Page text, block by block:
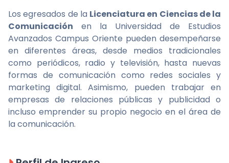
Los egresados de la Licenciatura en Ciencias de la
Comunicación en la Universidad de Estudios
Avanzados Campus Oriente pueden desempeñarse
en diferentes áreas, desde medios tradicionales
como periódicos, radio y televisión, hasta nuevas
formas de comunicación como redes sociales y
marketing digital. Asimismo, pueden trabajar en
empresas de relaciones públicas y publicidad o
incluso emprender su propio negocio en el área de
la comunicación.